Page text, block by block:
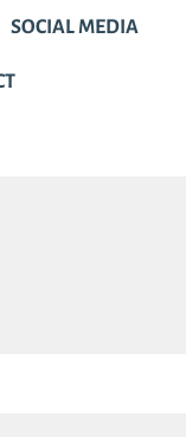
SOCIAL MEDIA